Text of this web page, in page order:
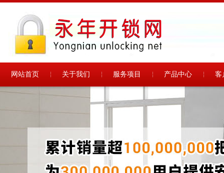
网站首页 关于我们 服务项目 产品中心 客